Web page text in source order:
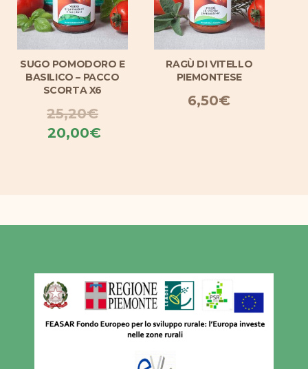
SUGO POMODORO E
BASILICO – PACCO
SCORTA X6
25,20€
Il
20,00€Il
RAGÙ DI VITELLO
PIEMONTESE
6,50€